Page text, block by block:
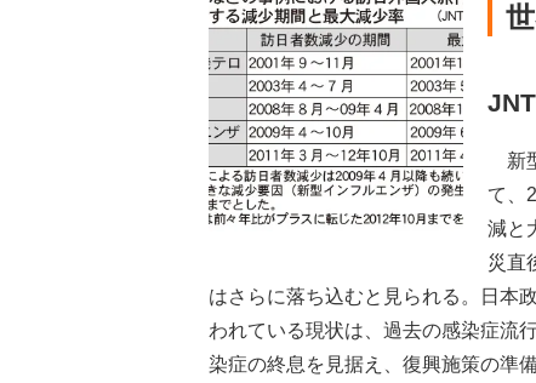
新
て、
減と
災直
はさらに落ち込むと見られる。日本
われている現状は、過去の感染症流
染症の終息を見据え、復興施策の準